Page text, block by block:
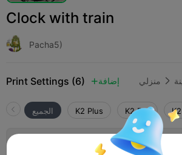
Clock with train
Pacha5)
Print Settings (6)  إضافة منزلي 
الجميع K2 Plus K2 Pro K2
0.16mm layer, 2 walls,